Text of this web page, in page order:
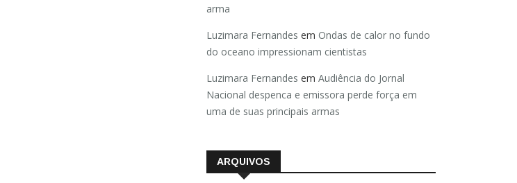
arma
Luzimara Fernandes em Ondas de calor no fundo
do oceano impressionam cientistas
Luzimara Fernandes em Audiência do Jornal
Nacional despenca e emissora perde força em
uma de suas principais armas
ARQUIVOS